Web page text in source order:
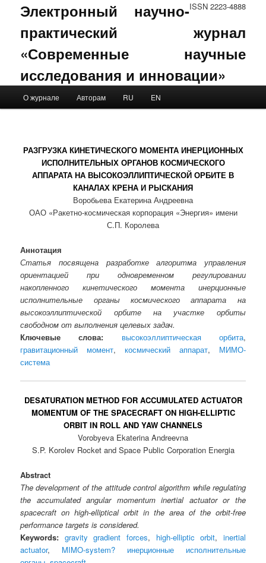
ISSN 2223-4888
Электронный научно-
практический журнал
«Современные научные
исследования и инновации»
Skip to primary content
Skip to secondary content
О журнале Авторам RU EN
РАЗГРУЗКА КИНЕТИЧЕСКОГО МОМЕНТА ИНЕРЦИОННЫХ
ИСПОЛНИТЕЛЬНЫХ ОРГАНОВ КОСМИЧЕСКОГО
АППАРАТА НА ВЫСОКОЭЛЛИПТИЧЕСКОЙ ОРБИТЕ В
КАНАЛАХ КРЕНА И РЫСКАНИЯ
Воробьева Екатерина Андреевна
ОАО «Ракетно-космическая корпорация «Энергия» имени
С.П. Королева
Аннотация
Статья посвящена разработке алгоритма управления
ориентацией при одновременном регулировании
накопленного кинетического момента инерционные
исполнительные органы космического аппарата на
высокоэллиптической орбите на участке орбиты
свободном от выполнения целевых задач.
Ключевые слова:
высокоэллиптическая орбита,
гравитационный момент,космический аппарат, МИМО-
система
DESATURATION METHOD FOR ACCUMULATED ACTUATOR
MOMENTUM OF THE SPACECRAFT ON HIGH-ELLIPTIC
ORBIT IN ROLL AND YAW CHANNELS
Vorobyeva Ekaterina Andreevna
S.P. Korolev Rocket and Space Public Corporation Energia
Abstract
The development of the attitude control algorithm while regulating
the accumulated angular momentum inertial actuator or the
spacecraft on high-elliptical orbit in the area of the orbit-free
performance targets is considered.
Keywords: gravity gradient forces, high-elliptic orbit, inertial
actuator, MIMO-system? инерционные исполнительные